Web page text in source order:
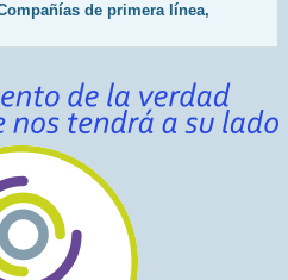
de primera línea,